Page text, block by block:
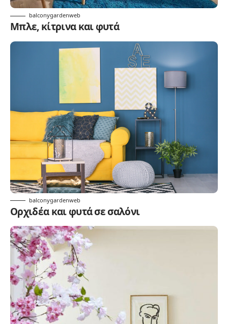
balconygardenweb
Μπλε, κίτρινα και φυτά
balconygardenweb
Ορχιδέα και φυτά σε σαλόνι